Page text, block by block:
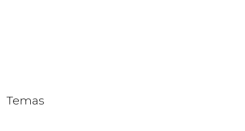
Temas